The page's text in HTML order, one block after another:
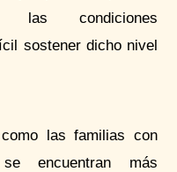
las condiciones
sostener dicho nivel
las familias con
encuentran más